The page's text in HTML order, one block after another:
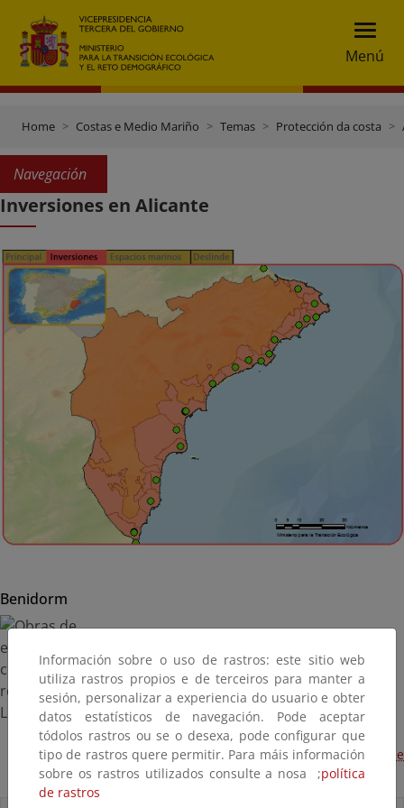
Menú
Home Costas e Medio Mariño Temas Protección da costa
Navegación
Inversiones en Alicante
Benidorm
Obras de emergencia para consolidar y reparar la Torre de
Les Caletes (Terminada, 2018)
Información sobre o uso de rastros: este sitio web
utiliza rastros propios e de terceiros para manter a
sesión, personalizar a experiencia do usuario e obter
datos estatísticos de navegación. Pode aceptar
tódolos rastros ou se o desexa, pode configurar que
tipo de rastros quere permitir. Para máis información
sobre os rastros utilizados consulte a nosa ;política
de rastros